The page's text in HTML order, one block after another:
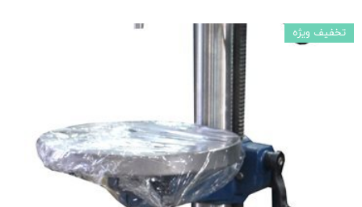
تخفیف ویژه